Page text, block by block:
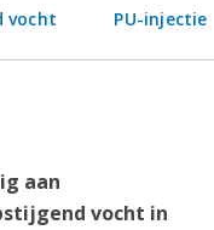
vocht PU-injectie
aan
vocht in